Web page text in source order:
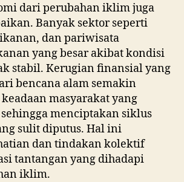
dari perubahan iklim juga
Banyak sektor seperti
dan pariwisata
yang besar akibat kondisi
stabil. Kerugian finansial yang
bencana alam semakin
masyarakat yang
menciptakan siklus
sulit diputus. Hal ini
dan tindakan kolektif
tantangan yang dihadapi
iklim.